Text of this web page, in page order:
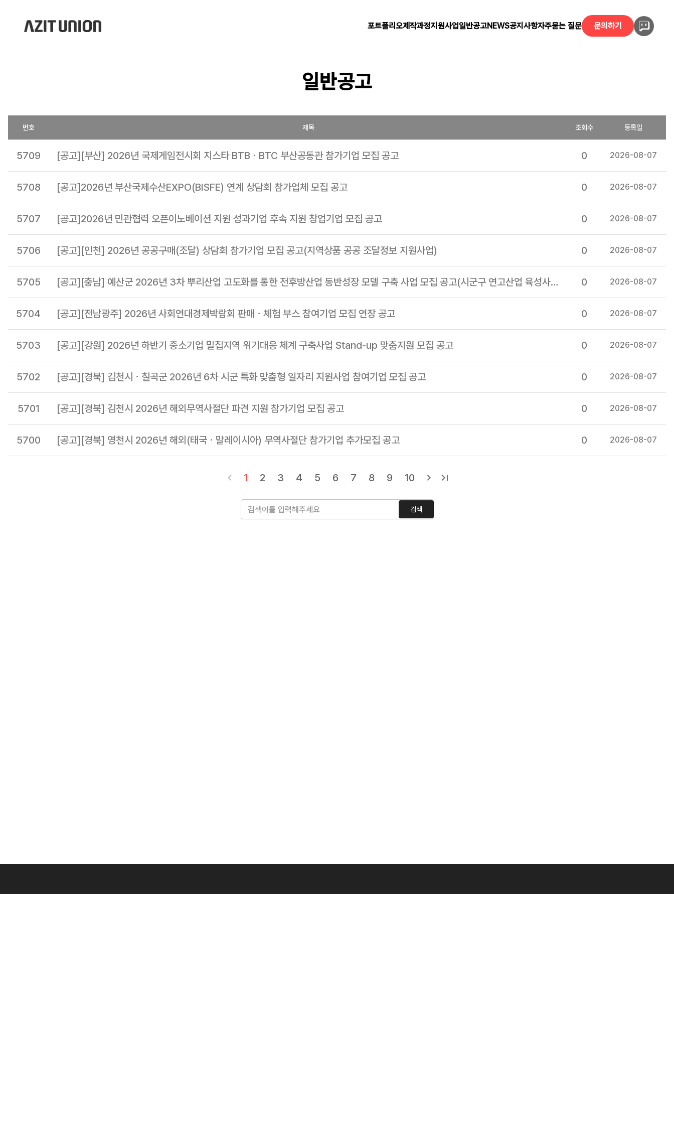
포트폴리오제작과정지원사업일반공고NEWS공지사항자주묻는 질문 문의하기
일반공고
번호 제목 조회수 등록일
5709 [공고][부산] 2026년 국제게임전시회 지스타 BTBㆍBTC 부산공동관 참가기업 모집 공고 0 2026-08-07
5708 [공고]2026년 부산국제수산EXPO(BISFE) 연계 상담회 참가업체 모집 공고 0 2026-08-07
5707 [공고]2026년 민관협력 오픈이노베이션 지원 성과기업 후속 지원 창업기업 모집 공고 0 2026-08-07
5706 [공고][인천] 2026년 공공구매(조달) 상담회 참가기업 모집 공고(지역상품 공공 조달정보 지원사업) 0 2026-08-07
5705 [공고][충남] 예산군 2026년 3차 뿌리산업 고도화를 통한 전후방산업 동반성장 모델 구축 사업 모집 공고(시군구 연고산업 육성사업) 0 2026-08-07
5704 [공고][전남광주] 2026년 사회연대경제박람회 판매ㆍ체험 부스 참여기업 모집 연장 공고 0 2026-08-07
5703 [공고][강원] 2026년 하반기 중소기업 밀집지역 위기대응 체계 구축사업 Stand-up 맞춤지원 모집 공고 0 2026-08-07
5702 [공고][경북] 김천시ㆍ칠곡군 2026년 6차 시군 특화 맞춤형 일자리 지원사업 참여기업 모집 공고 0 2026-08-07
5701 [공고][경북] 김천시 2026년 해외무역사절단 파견 지원 참가기업 모집 공고 0 2026-08-07
5700 [공고][경북] 영천시 2026년 해외(태국ㆍ말레이시아) 무역사절단 참가기업 추가모집 공고 0 2026-08-07
1 2 3 4 5 6 7 8 9 10
검색